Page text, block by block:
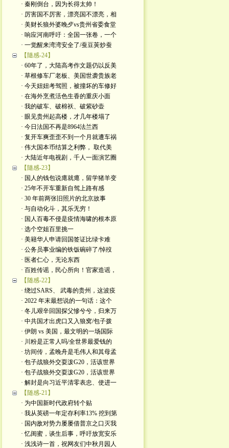
· 秦刚倒台，因为长得太帅！
· 厉害国不厉害，漂亮国不漂亮，相
· 美财长狼外婆晚歺vs贵州省委食堂
· 响应河南呼吁：全国一张卷，一个
· 一觉醒来湾湾安全了/蚕豆荚炒蚕
【隨感-24】
· 60年了，大陆高考作文题仍以反美
· 草根修车厂老板、美国世袭贵族老
· 今天妞妞考驾照，被撞坏的车修好
· 在海外烹煮活色生香的重庆小面
· 我的破车、破棉袄、破紫砂壶
· 眼见贵州起高楼，才几年楼塌了
· 今日法国不再是8964法兰西
· 复开车爽歪歪不到一个月就遭车祸
· 伟大国本币结算之利弊， 取代美
· 大陆近年电视剧，千人一面演艺圈
【隨感-23】
· 国人的钱包说瘪就瘪，留学猪羊变
· 25年不开车重新自驾上路有感
· 30 年前两张旧照片的北京故事
· 与自动化斗，其乐无穷！
· 国人百毒不侵是疫情海啸的根本原
· 选个空姐百里挑一
· 美籍华人申请回国签证比绿卡难
· 公务员事业编的铁饭碗碎了/悼歿
· 医者仁心，无论东西
· 百姓传谣，民心所向！官家造谣，
【随感-22】
· 绕过SARS、 武毒的贵州，这波疫
· 2022 年末最想说的一句话：这个
· 冬儿艰辛回国探父慘兮兮，归来万
· 中共国才出虎口又入狼窝/包子拨
· 伊朗 vs 美国，最文明的一场国际
· 川粉是正常人吗/全世界最爱钱的
· 坊间传，孟晚舟是毛伟人和其母孟
· 包子战狼外交耍泼G20，活该世界
· 包子战狼外交耍泼G20，活该世界
· 解封是向习近平清零表忠、使进一
【随感-21】
· 为中国新时代政府转个贴
· 我从英磅一年定存利率13% 挖到第
· 国内敌对势力屡屡借普京之口灭我
· 忆闺蜜，谈生后事，呼吁放宽安乐
· 浅浅诗一首，祝网友们中秋月园人